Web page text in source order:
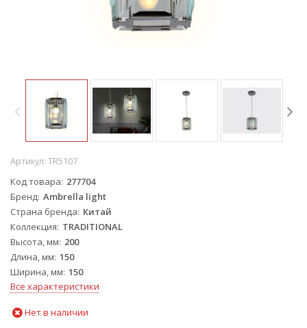
Артикул: TR5107
Код товара 277704
Бренд Ambrella light
Страна бренда Китай
Коллекция TRADITIONAL
Высота, мм 200
Длина, мм 150
Ширина, мм 150
Все характеристики
Нет в наличии